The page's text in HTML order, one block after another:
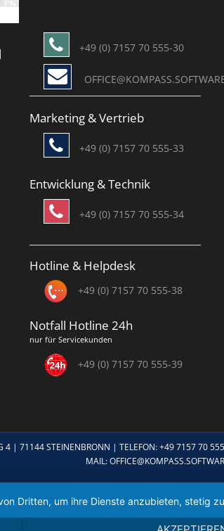
+49 (0) 7157 70 555-30
Marketing & Vertrieb
+49 (0) 7157 70 555-33
Entwicklung & Technik
+49 (0) 7157 70 555-34
Hotline & Helpdesk
+49 (0) 7157 70 555-38
Notfall Hotline 24h
nur für Servicekunden
+49 (0) 7157 70 555-39
4 | 71144 STEINENBRONN | TELEFON: +49 7157 70
MAIL:
Dritten, um ihre Dienste anzubieten, stetig